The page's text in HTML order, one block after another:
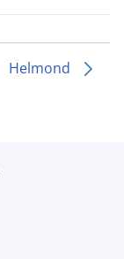
Helmond